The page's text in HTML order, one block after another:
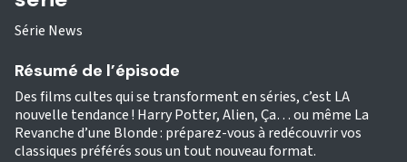
Série News
Résumé de l’épisode
Des films cultes qui se transforment en séries, c’est LA
nouvelle tendance ! Harry Potter, Alien, Ça… ou même La
Revanche d’une Blonde : préparez-vous à redécouvrir vos
classiques préférés sous un tout nouveau format.